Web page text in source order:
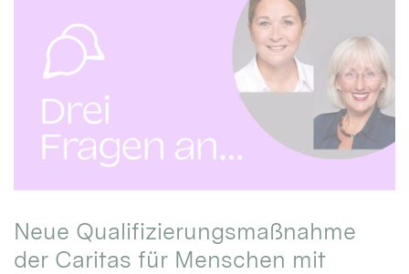
Neue Qualifizierungsmaßnahme
der Caritas für Menschen mit